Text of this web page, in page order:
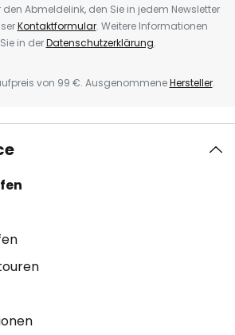
Abmeldelink, den Sie in jedem Newsletter
Kontaktformular. Weitere Informationen
in derDatenschutzerklärung.
von 99 €. AusgenommeneHersteller.